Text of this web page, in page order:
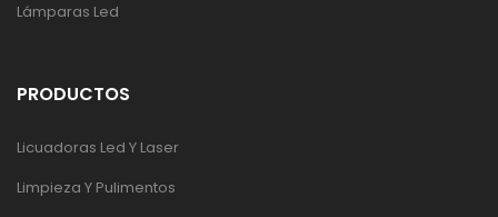
Lámparas Led
PRODUCTOS
Licuadoras Led Y Laser
Limpieza Y Pulimentos